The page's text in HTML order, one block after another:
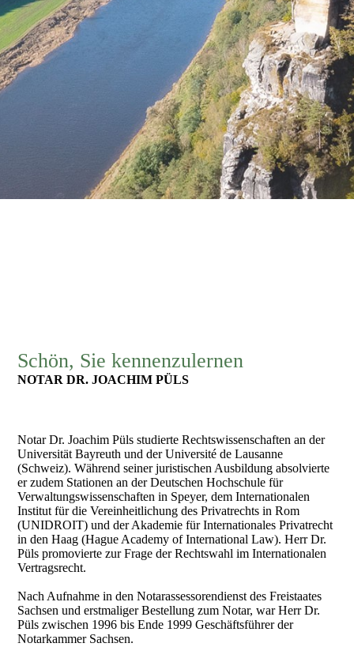
Schön, Sie kennenzulernen
NOTAR DR. JOACHIM PÜLS
Notar Dr. Joachim Püls studierte Rechtswissenschaften an der
Universität Bayreuth und der Université de Lausanne
(Schweiz). Während seiner juristischen Ausbildung absolvierte
er zudem Stationen an der Deutschen Hochschule für
Verwaltungswissenschaften in Speyer, dem Internationalen
Institut für die Vereinheitlichung des Privatrechts in Rom
(UNIDROIT) und der Akademie für Internationales Privatrecht
in den Haag (Hague Academy of International Law). Herr Dr.
Püls promovierte zur Frage der Rechtswahl im Internationalen
Vertragsrecht.
Nach Aufnahme in den Notarassessorendienst des Freistaates
Sachsen und erstmaliger Bestellung zum Notar, war Herr Dr.
Püls zwischen 1996 bis Ende 1999 Geschäftsführer der
Notarkammer Sachsen.